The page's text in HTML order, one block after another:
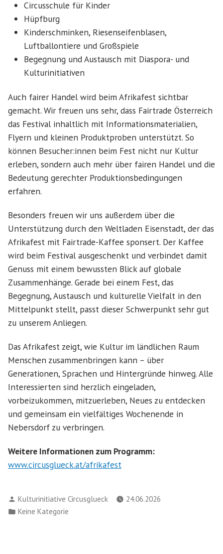
Circusschule für Kinder
Hüpfburg
Kinderschminken, Riesenseifenblasen,
Luftballontiere und Großspiele
Begegnung und Austausch mit Diaspora- und
Kulturinitiativen
Auch fairer Handel wird beim Afrikafest sichtbar
gemacht. Wir freuen uns sehr, dass Fairtrade Österreich
das Festival inhaltlich mit Informationsmaterialien,
Flyern und kleinen Produktproben unterstützt. So
können Besucher:innen beim Fest nicht nur Kultur
erleben, sondern auch mehr über fairen Handel und die
Bedeutung gerechter Produktionsbedingungen
erfahren.
Besonders freuen wir uns außerdem über die
Unterstützung durch den Weltladen Eisenstadt, der das
Afrikafest mit Fairtrade-Kaffee sponsert. Der Kaffee
wird beim Festival ausgeschenkt und verbindet damit
Genuss mit einem bewussten Blick auf globale
Zusammenhänge. Gerade bei einem Fest, das
Begegnung, Austausch und kulturelle Vielfalt in den
Mittelpunkt stellt, passt dieser Schwerpunkt sehr gut
zu unserem Anliegen.
Das Afrikafest zeigt, wie Kultur im ländlichen Raum
Menschen zusammenbringen kann – über
Generationen, Sprachen und Hintergründe hinweg. Alle
Interessierten sind herzlich eingeladen,
vorbeizukommen, mitzuerleben, Neues zu entdecken
und gemeinsam ein vielfältiges Wochenende in
Nebersdorf zu verbringen.
Weitere Informationen zum Programm:
www.circusglueck.at/afrikafest
Verfasst
von
Kulturinitiative Circusglueck
24.06.2026
Veröffentlicht
Keine Kategorie